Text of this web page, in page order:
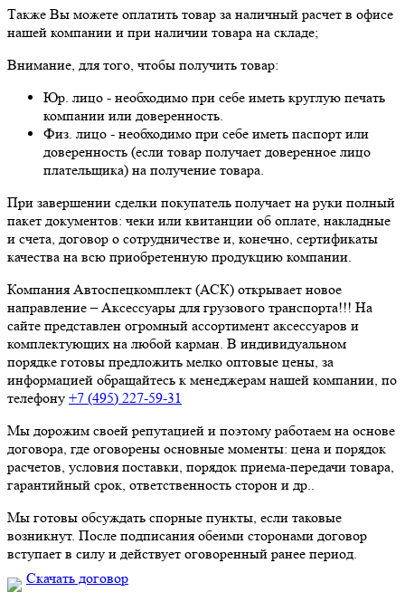
Также Вы можете оплатить товар за наличный расчет в офисе
нашей компании и при наличии товара на складе;
Внимание, для того, чтобы получить товар:
Юр. лицо - необходимо при себе иметь круглую печать
компании или доверенность.
Физ. лицо - необходимо при себе иметь паспорт или
доверенность (если товар получает доверенное лицо
плательщика) на получение товара.
При завершении сделки покупатель получает на руки полный
пакет документов: чеки или квитанции об оплате, накладные
и счета, договор о сотрудничестве и, конечно, сертификаты
качества на всю приобретенную продукцию компании.
Компания Автоспецкомплект (АСК) открывает новое
направление – Аксессуары для грузового транспорта!!! На
сайте представлен огромный ассортимент аксессуаров и
комплектующих на любой карман. В индивидуальном
порядке готовы предложить мелко оптовые цены, за
информацией обращайтесь к менеджерам нашей компании, по
телефону +7 (495) 227-59-31
Мы дорожим своей репутацией и поэтому работаем на основе
договора, где оговорены основные моменты: цена и порядок
расчетов, условия поставки, порядок приема-передачи товара,
гарантийный срок, ответственность сторон и др..
Мы готовы обсуждать спорные пункты, если таковые
возникнут. После подписания обеими сторонами договор
вступает в силу и действует оговоренный ранее период.
Скачать договор